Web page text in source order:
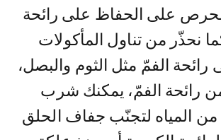
على الحفاظ على رائحة
نحذّر من تناول المأكولات
رائحة الفمّ مثل الثوم والبصل،
رائحة الفمّ، يمكنك شرب
من المياه لتجنّب جفاف الحلق